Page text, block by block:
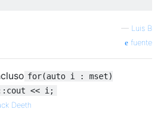
— Luis B
fuente
for(auto i : mset)
<< i;
Deeth